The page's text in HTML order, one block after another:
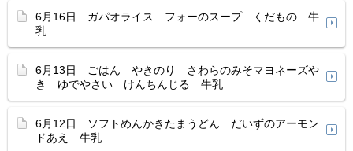
6月16日 ガパオライス フォーのスープ くだもの 牛
乳
6月13日 ごはん やきのり さわらのみそマヨネーズや
き ゆでやさい けんちんじる 牛乳
6月12日 ソフトめんかきたまうどん だいずのアーモン
ドあえ 牛乳